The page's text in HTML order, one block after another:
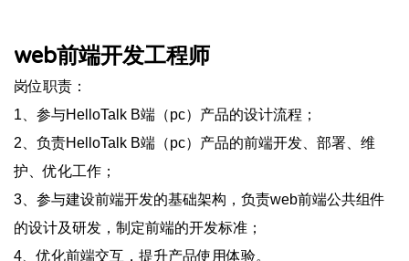
web前端开发工程师
岗位职责：
1、参与HelloTalk B端（pc）产品的设计流程；
2、负责HelloTalk B端（pc）产品的前端开发、部署、维
护、优化工作；
3、参与建设前端开发的基础架构，负责web前端公共组件
的设计及研发，制定前端的开发标准；
4、优化前端交互，提升产品使用体验。